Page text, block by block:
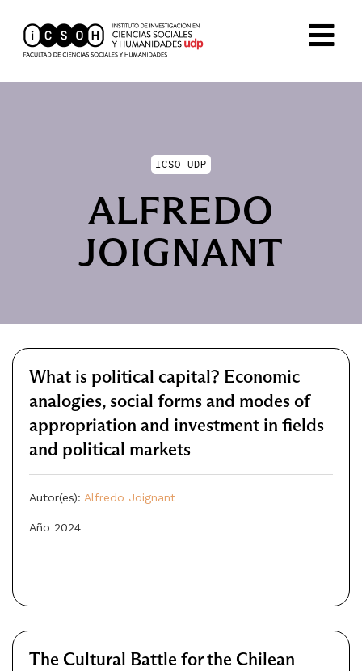
ICSO UDP
ALFREDO
JOIGNANT
What is political capital? Economic
analogies, social forms and modes of
appropriation and investment in fields
and political markets
Autor(es): Alfredo Joignant
Año 2024
The Cultural Battle for the Chilean